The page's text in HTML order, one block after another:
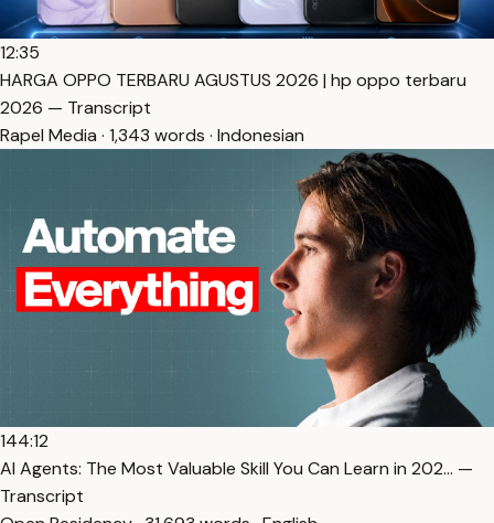
12:35
HARGA OPPO TERBARU AGUSTUS 2026 | hp oppo terbaru
2026 — Transcript
Rapel Media · 1,343 words · Indonesian
144:12
AI Agents: The Most Valuable Skill You Can Learn in 202… —
Transcript